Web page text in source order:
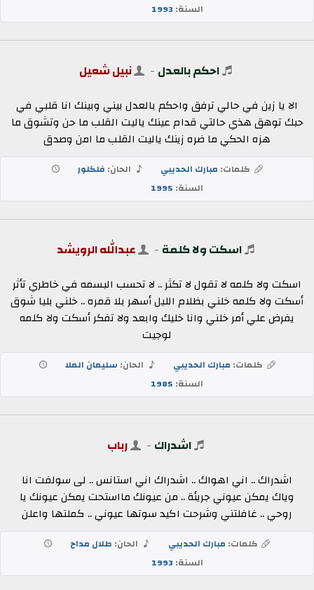
السنة:1993
احكم بالعدل - نبيل شعيل
الا يا زين في حالي ترفق واحكم بالعدل بيني وبينك انا قلبي في
حبك توهق هذي حالتي قدام عينك ياليت القلب ما حن وتشوق ما
هزه الحكي ما ضره زينك ياليت القلب ما امن وصدق
كلمات: مبارك الحديبي الحان: فلكلور
السنة: 1995
اسكت ولا كلمة - عبدالله الرويشد
اسكت ولا كلمه لا تقول لا تكثر .. لا تحسب البسمه في خاطري تأثر
أسكت ولا كلمه خلني بظلام الليل أسهر بلا قمره .. خلني بليا شوق
يفرض علي أمر خلني وانا خليك وابعد ولا تفكر أسكت ولا كلمه
لوجيت
كلمات: مبارك الحديبي الحان: سليمان الملا
السنة: 1985
اشدراك - رباب
اشدراك .. اني اهواك .. اشدراك اني استانس .. لى سولفت انا
وياك يمكن عيوني جريئة .. من عيونك مااستحت يمكن عيونك يا
روحي .. غافلتني وشرحت اكيد سوتها عيوني .. كملتها واعلن
كلمات: مبارك الحديبي الحان: طلال مداح
السنة:1993